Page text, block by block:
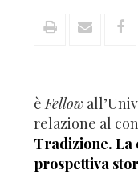
èFellow
relazione al
Tradizione. La
prospettiva